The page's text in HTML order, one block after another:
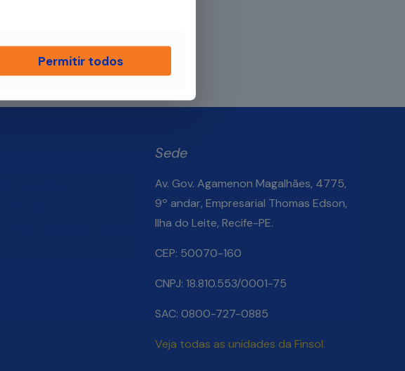
Sede
Av. Gov. Agamenon Magalhães, 4775,
9º andar, Empresarial Thomas Edson,
Ilha do Leite, Recife-PE.
CEP: 50070-160
CNPJ: 18.810.553/0001-75
SAC: 0800-727-0885
Veja todas as unidades da Finsol.
Permitir todos